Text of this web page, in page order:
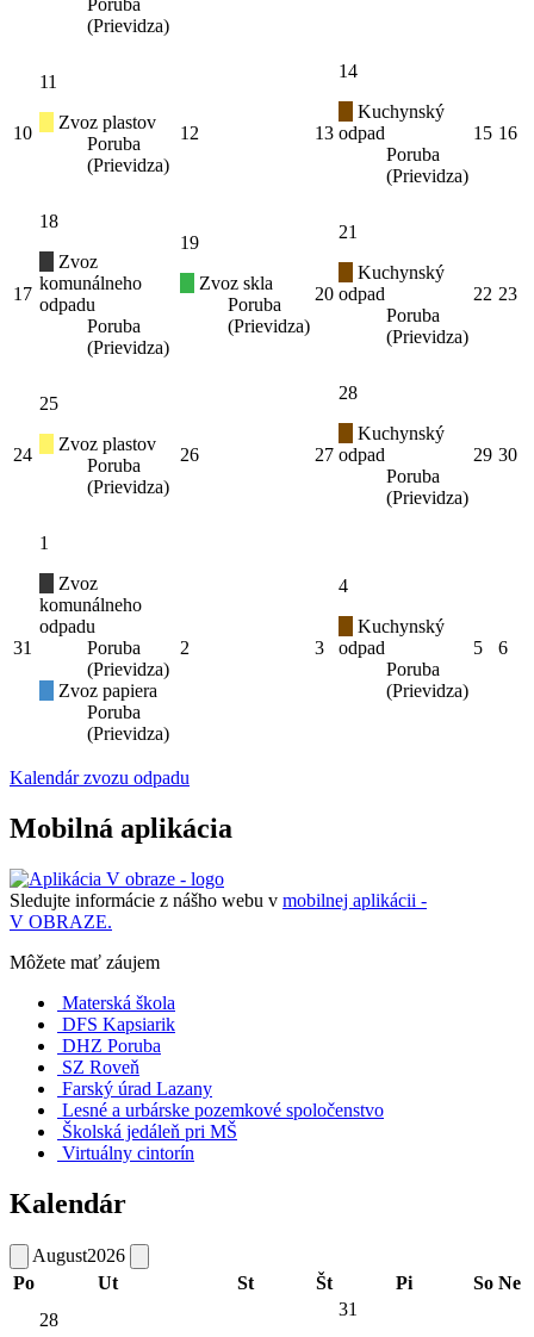
Poruba
(Prievidza)
10
11
Zvoz plastov
Poruba
(Prievidza)
12 13
14
Kuchynský
odpad
Poruba
(Prievidza)
15 16
17
18
Zvoz
komunálneho
odpadu
Poruba
(Prievidza)
19
Zvoz skla
Poruba
(Prievidza)
20
21
Kuchynský
odpad
Poruba
(Prievidza)
22 23
24
25
Zvoz plastov
Poruba
(Prievidza)
26 27
28
Kuchynský
odpad
Poruba
(Prievidza)
29 30
31
1
Zvoz
komunálneho
odpadu
Poruba
(Prievidza)
Zvoz papiera
Poruba
(Prievidza)
2 3
4
Kuchynský
odpad
Poruba
(Prievidza)
5 6
Kalendár zvozu odpadu
Mobilná aplikácia
Sledujte informácie z nášho webu v mobilnej aplikácii -
V OBRAZE.
Môžete mať záujem
Materská škola
DFS Kapsiarik
DHZ Poruba
SZ Roveň
Farský úrad Lazany
Lesné a urbárske pozemkové spoločenstvo
Školská jedáleň pri MŠ
Virtuálny cintorín
Kalendár
August2026
Po
Ut St Št Pi So Ne
28
31